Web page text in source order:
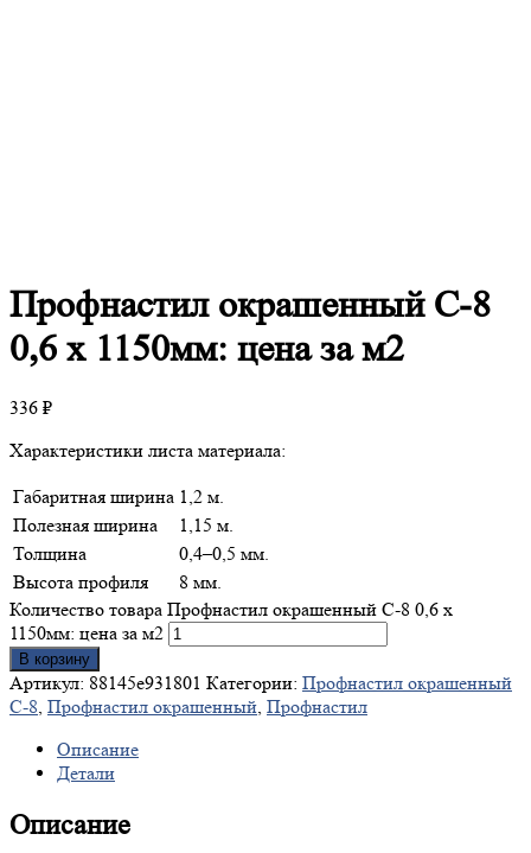
Профнастилокрашенный С-8
0,6 х 1150мм: цена за м2
336 ₽
Характеристики листа материала:
Габаритная ширина 1,2 м.
Полезная ширина
1,15 м.
Толщина
0,4–0,5 мм.
Высота профиля
8 мм.
Количество товара Профнастил окрашенный С-8 0,6 х
1150мм: цена за м2
В корзину
Артикул: 88145e931801 Категории: Профнастил окрашенный
С-8, Профнастил окрашенный, Профнастил
Описание
Детали
Описание